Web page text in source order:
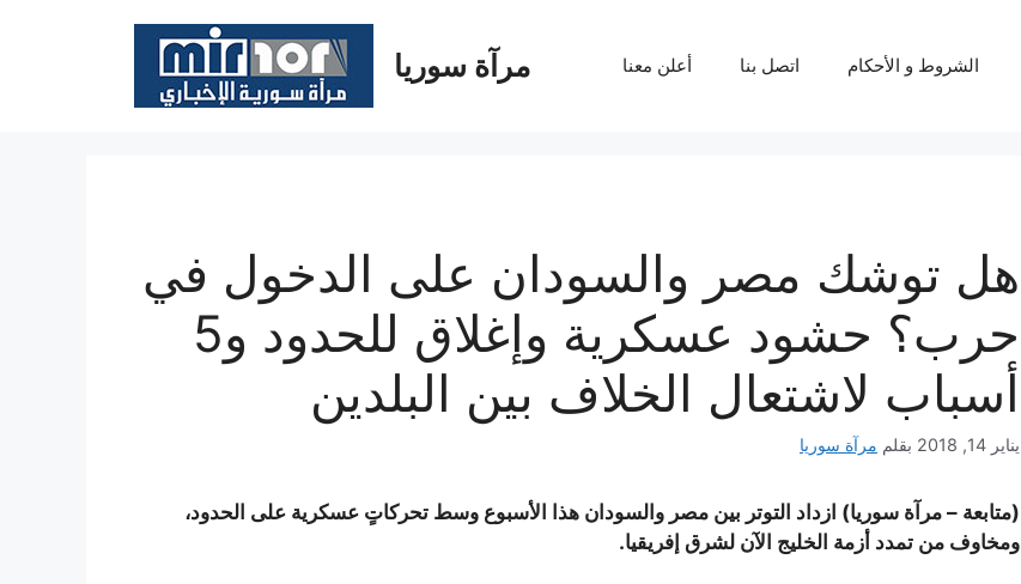
مرآة سوريا الشروط و الأحكام اتصل بنا أعلن معنا
هل توشك مصر والسودان على الدخول في
حرب؟ حشود عسكرية وإغلاق للحدود و5
أسباب لاشتعال الخلاف بين البلدين
يناير 14, 2018 بقلم مرآة سوريا
(متابعة – مرآة سوريا) ازداد التوتر بين مصر والسودان هذا الأسبوع وسط تحركاتٍ عسكرية على الحدود،
ومخاوف من تمدد أزمة الخليج الآن لشرق إفريقيا.